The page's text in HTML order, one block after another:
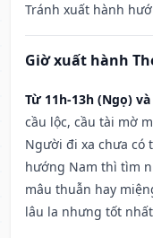
Tránh xuất hành
Giờ xuất hành
Từ 11h-13h (Ngọ)
cầu lộc, cầu tài mờ
Người đi xa chưa có
hướng Nam thì tìm
mâu thuẫn hay
lâu la nhưng tốt